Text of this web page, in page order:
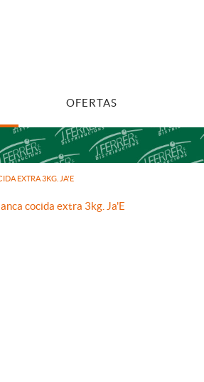
OFERTAS
EXTRA 3KG. JA'E